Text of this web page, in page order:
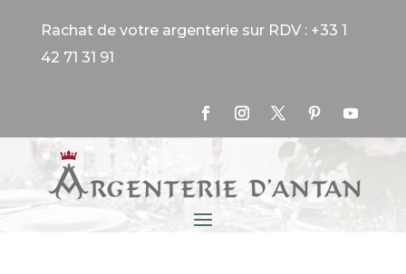
Rachat de votre argenterie sur RDV : +33 1
42 71 31 91